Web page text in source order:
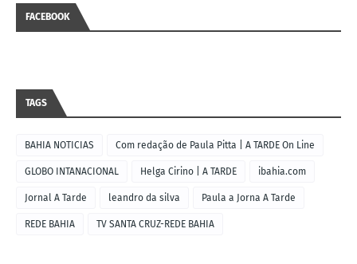
FACEBOOK
TAGS
BAHIA NOTICIAS Com redação de Paula Pitta | A TARDE On Line
GLOBO INTANACIONAL Helga Cirino | A TARDE ibahia.com
Jornal A Tarde leandro da silva Paula a Jorna A Tarde
REDE BAHIA TV SANTA CRUZ-REDE BAHIA